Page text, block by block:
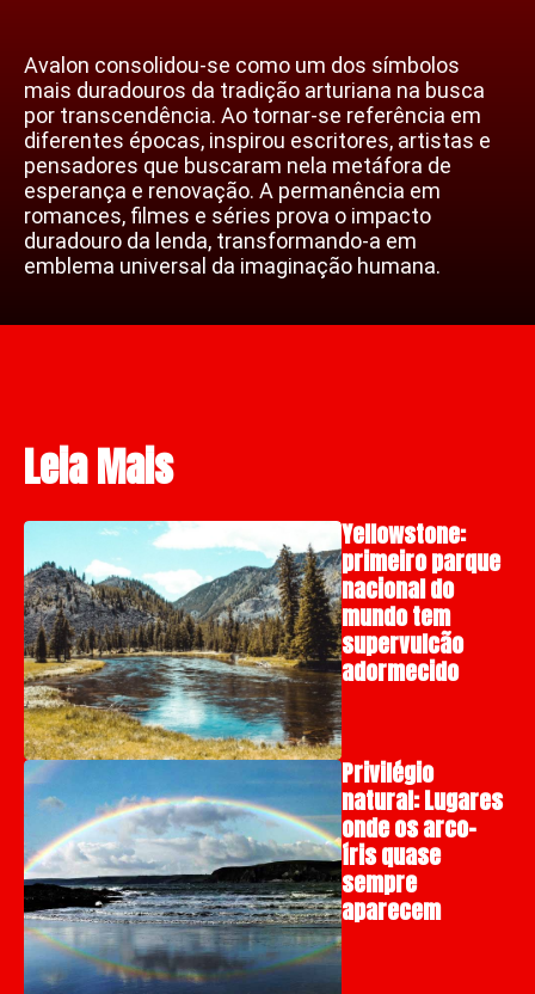
Avalon consolidou-se como um dos símbolos
mais duradouros da tradição arturiana na busca
por transcendência. Ao tornar-se referência em
diferentes épocas, inspirou escritores, artistas e
pensadores que buscaram nela metáfora de
esperança e renovação. A permanência em
romances, filmes e séries prova o impacto
duradouro da lenda, transformando-a em
emblema universal da imaginação humana.
Leia Mais
Yellowstone:
primeiro parque
nacional do
mundo tem
supervulcão
adormecido
Privilégio
natural: Lugares
onde os arco-
íris quase
sempre
aparecem